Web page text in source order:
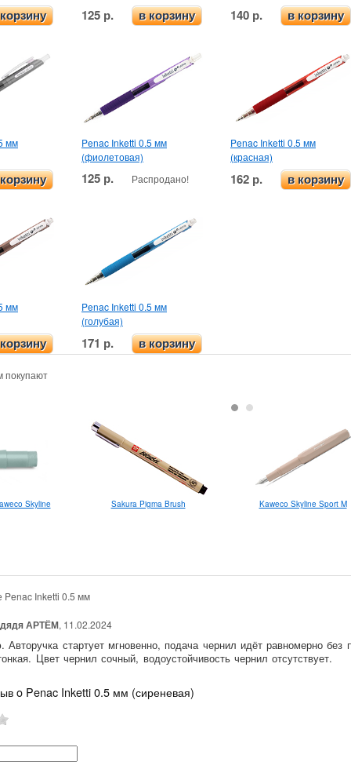
125 р. в корзину 140 р. в корзину
мм
Penac Inketti 0.5 мм
(фиолетовая)
125 р. Распродано!
Penac Inketti 0.5 мм
(красная)
162 р. в корзину
мм
Penac Inketti 0.5 мм
(голубая)
171 р. в корзину
покупают
Skyline Sakura Pigma Brush Kaweco Skyline Sport M
Penac Inketti 0.5 мм
дядя АРТЁМ, 11.02.2024
Авторучка стартует мгновенно, подача чернил идёт равномерно без
Цвет чернил сочный, водоустойчивость чернил отсутствует.
o Penac Inketti 0.5 мм (сиреневая)